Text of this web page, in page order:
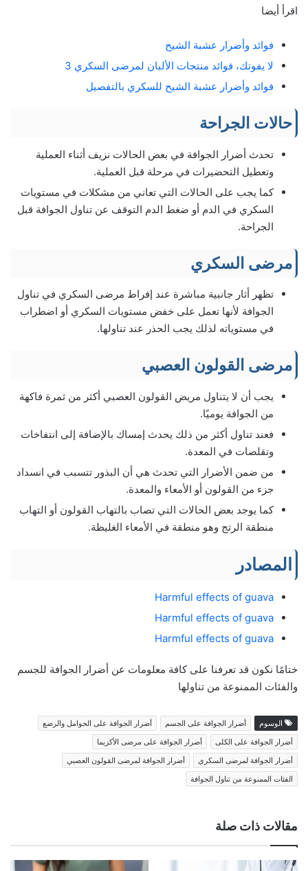
اقرأ أيضا
فوائد وأضرار عشبة الشيح
لا يفوتك، فوائد منتجات الألبان لمرضى السكري 3
فوائد وأضرار عشبة الشيح للسكري بالتفصيل
حالات الجراحة
تحدث أضرار الجوافة في بعض الحالات نزيف أثناء العملية
وتعطيل التحضيرات في مرحلة قبل العملية.
كما يجب على الحالات التي تعاني من مشكلات في مستويات
السكري في الدم أو ضغط الدم التوقف عن تناول الجوافة قبل
الجراحة.
مرضى السكري
تظهر أثار جانبية مباشرة عند إفراط مرضى السكري في تناول
الجوافة لأنها تعمل على خفض مستويات السكري أو اضطراب
في مستوياته لذلك يجب الحذر عند تناولها.
مرضى القولون العصبي
يجب أن لا يتناول مريض القولون العصبي أكثر من ثمرة فاكهة
من الجوافة يوميًا.
فعند تناول أكثر من ذلك يحدث إمساك بالإضافة إلى انتفاخات
وتقلصات في المعدة.
من ضمن الأضرار التي تحدث هي أن البذور تتسبب في انسداد
جزء من القولون أو الأمعاء والمعدة.
كما يوجد بعض الحالات التي تصاب بالتهاب القولون أو التهاب
منطقة الرتج وهو منطقة في الأمعاء الغليظة.
المصادر
Harmful effects of guava
Harmful effects of guava
Harmful effects of guava
ختامًا نكون قد تعرفنا على كافة معلومات عن أضرار الجوافة للجسم
والفئات الممنوعة من تناولها
الوسوم أضرار الجوافة على الجسم
أضرار الجوافة على الحوامل والرضع
أضرار الجوافة على الكلى
أضرار الجوافة على مرضى الأكزيما
أضرار الجوافة لمرضى السكري
أضرار الجوافة لمرضى القولون العصبي
الفئات الممنوعة من تناول الجوافة
مقالات ذات صلة